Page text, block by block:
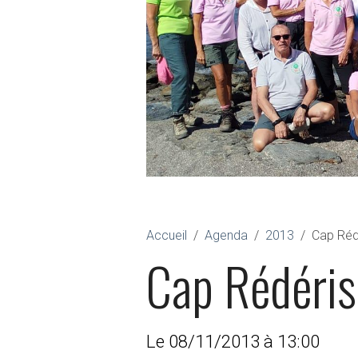
Accueil Agenda 2013 Cap
Cap Rédéris
Le 08/11/2013 à 13:00